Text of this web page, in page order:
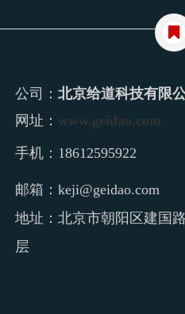
公司： 北京给道科技有限
网址： www.geidao.com
手机： 18612595922
邮箱：keji@geidao.com
地址：北京市朝阳区建国
层